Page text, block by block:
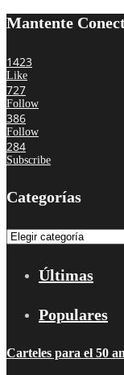
Mantente
1423
Like
727
Follow
386
Follow
284
Subscribe
Categorías
Categorías
Últimas
Populares
Carteles para el 50